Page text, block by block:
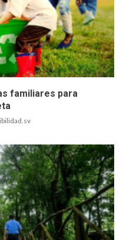
familiares para